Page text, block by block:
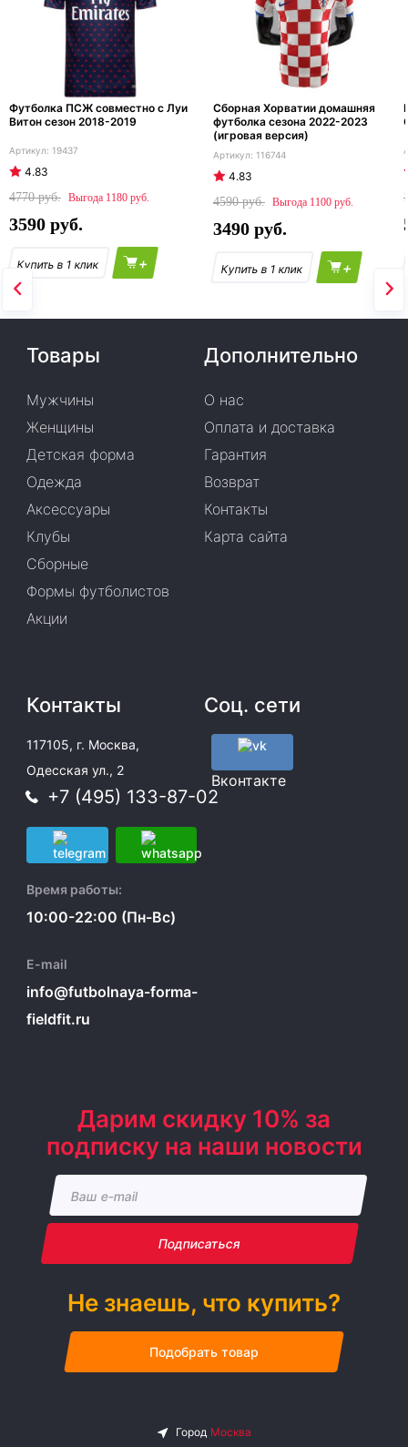
Футболка ПСЖ совместно с Луи
Витон сезон 2018-2019
19437
4.83
4770
1180
3590
+
Сборная Хорватии домашняя
футболка сезона 2022-2023
(игровая версия)
116744
4.83
4590
1100
3490
+
Товары
Мужчины
Женщины
Детская форма
Одежда
Аксессуары
Клубы
Сборные
Формы футболистов
Акции
Дополнительно
О нас
Оплата и доставка
Гарантия
Возврат
Контакты
Карта сайта
Контакты
117105, г. Москва,
Одесская ул., 2
+7 (495) 133-87-02
Время работы:
10:00-22:00 (Пн-Вс)
E-mail
info@futbolnaya-forma-
fieldfit.ru
Соц. сети
Вконтакте
Дарим скидку 10% за
подписку на наши новости
Подписаться
Не знаешь, что купить?
Подобрать товар